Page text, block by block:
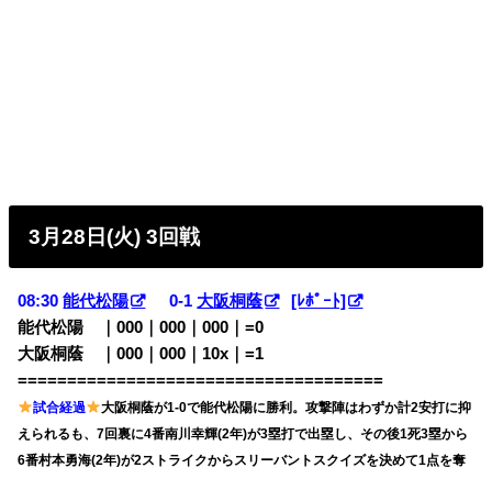
3月28日(火) 3回戦
08:30能代松陽 0-1 大阪桐蔭
[ﾚﾎﾟｰﾄ]
能代松陽 ｜000｜000｜000｜=0
大阪桐蔭 ｜000｜000｜10x｜=1
=====================================
試合経過
大阪桐蔭が1-0で能代松陽に勝利。攻撃陣はわずか計2安打に抑
えられるも、7回裏に4番南川幸輝(2年)が3塁打で出塁し、その後1死3塁から
6番村本勇海(2年)が2ストライクからスリーバントスクイズを決めて1点を奪